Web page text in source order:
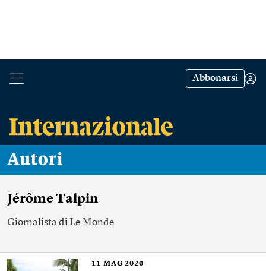
Abbonarsi
Autori
Jérôme Talpin
Giornalista di Le Monde
11 MAG 2020